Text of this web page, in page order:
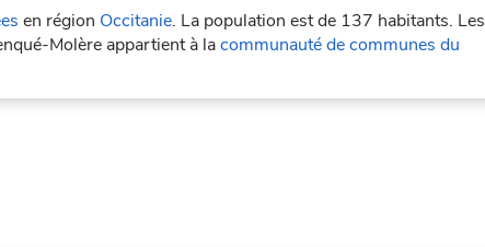
en région Occitanie. La population est de 137 habitants. Les
Molère appartient à lacommunauté de communes du